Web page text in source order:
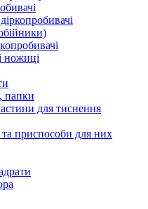
ножиці
папки
для тиснення
приспособи для них